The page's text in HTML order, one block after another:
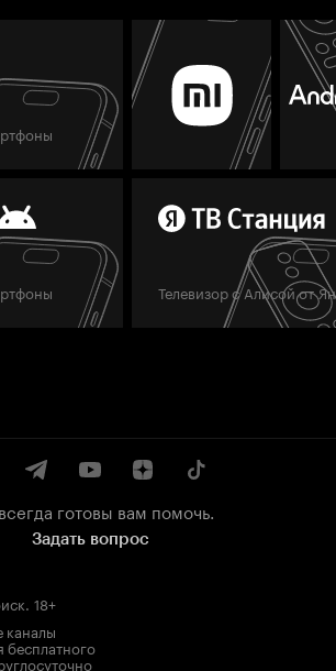
Телевизор с Алисой от
готовы вам помочь.
Задать вопрос
. 18+
каналы
бесплатного